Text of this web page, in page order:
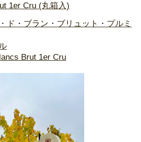
1er Cru (丸箱入)
ド・ブラン・ブリュット・プルミ
Brut 1er Cru